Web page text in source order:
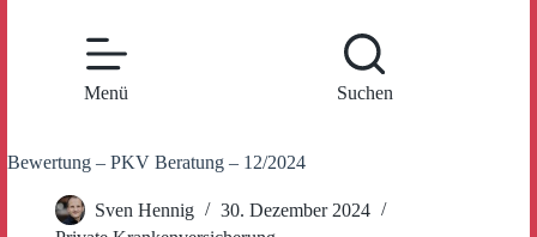
Menü Suchen
Bewertung – PKV Beratung – 12/2024
Sven Hennig
30. Dezember 2024